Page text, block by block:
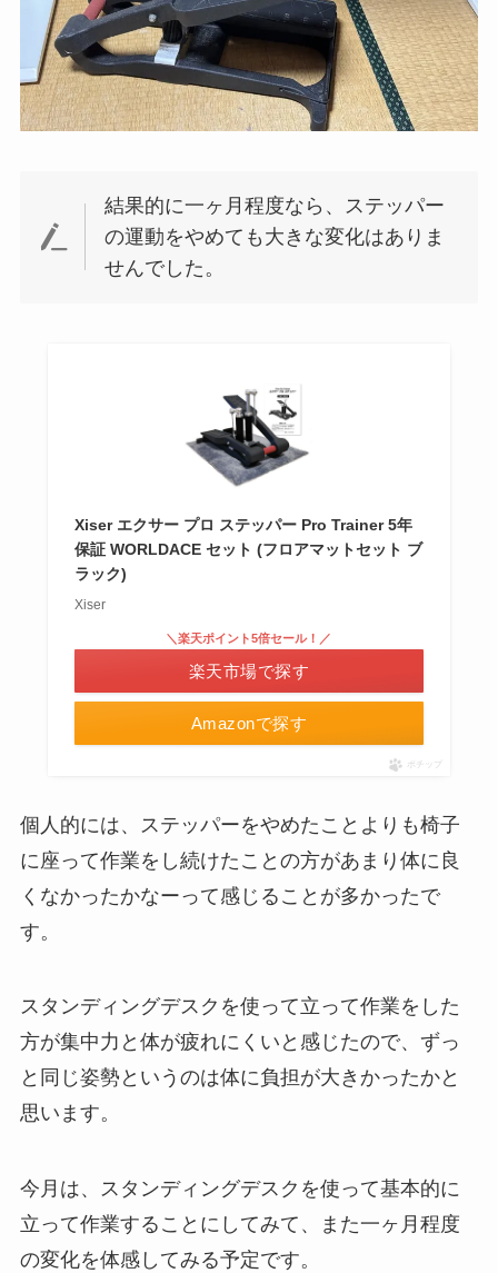
結果的に一ヶ月程度なら、ステッパー
の運動をやめても大きな変化はありま
せんでした。
Xiser エクサー プロ ステッパー Pro Trainer 5年
保証 WORLDACE セット (フロアマットセット ブ
ラック)
Xiser
Amazonで探す
＼楽天ポイント5倍セール！／
楽天市場で探す
ポチップ
個人的には、ステッパーをやめたことよりも椅子
に座って作業をし続けたことの方があまり体に良
くなかったかなーって感じることが多かったで
す。
スタンディングデスクを使って立って作業をした
方が集中力と体が疲れにくいと感じたので、ずっ
と同じ姿勢というのは体に負担が大きかったかと
思います。
今月は、スタンディングデスクを使って基本的に
立って作業することにしてみて、また一ヶ月程度
の変化を体感してみる予定です。